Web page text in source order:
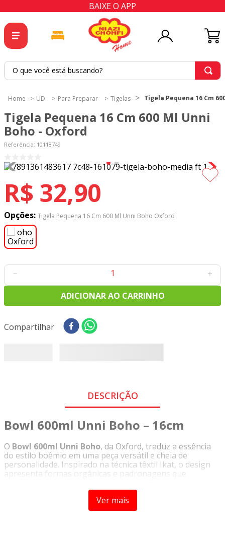
BAIXE O APP
O que você está buscando?
UD Para Preparar Tigelas Tigela Pequena 16 Cm
Tigela Pequena 16 Cm 600 Ml Unni
Boho - Oxford
Referência: 10118749
R$ 32,90
Opções: Tigela Pequena 16 Cm 600 Ml Unni Boho Oxford
＋
－
ADICIONAR AO CARRINHO
Compartilhar
DESCRIÇÃO
Bowl 600ml Unni Boho – 16cm
O Bowl 600ml Unni Boho, da Oxford, traduz a essência
do estilo boêmio em uma peça versátil e cheia de
personalidade. Inspirado na técnica têxtil Ikat, o design
apresenta formas orgânicas e padronagens que
uma estética autêntica e marcante.
As tonalidades em marrom, off white e verde criam uma
Ver mais
2º
tapete
cortina
6º
tecido tricoline
7º
percal
8 º
tricoline digital
9º
tecido oxford
10º toalha mesa